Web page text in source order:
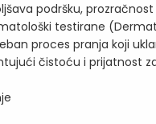
podršku,
testirane
proces pranja koji
čistoću i prijatnost